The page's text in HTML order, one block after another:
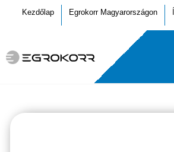
Kezdőlap Egrokorr Magyarországon